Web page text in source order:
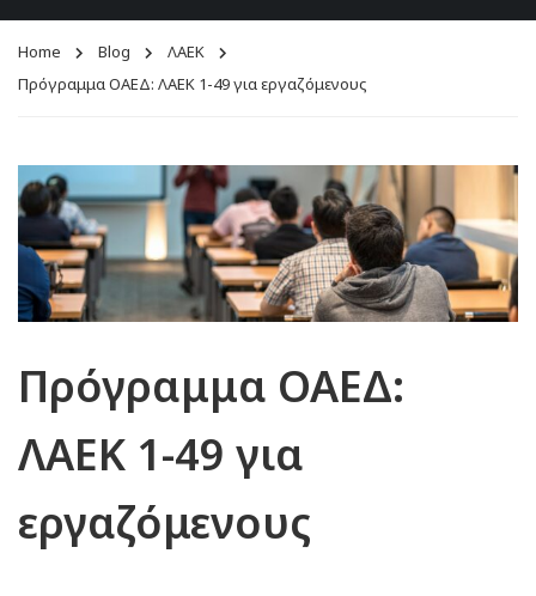
Home Blog
ΛΑΕΚ
Πρόγραμμα ΟΑΕΔ: ΛΑΕΚ 1-49 για εργαζόμενους
Πρόγραμμα ΟΑΕΔ:
ΛΑΕΚ 1-49 για
εργαζόμενους